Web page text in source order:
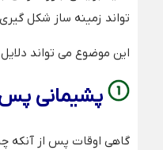
تواند زمینه ساز شکل
این موضوع می تواند
پشیمانی
گاهی اوقات پس از آنکه